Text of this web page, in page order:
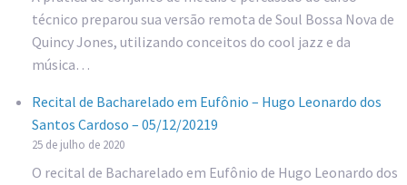
técnico preparou sua versão remota de Soul Bossa Nova de
Quincy Jones, utilizando conceitos do cool jazz e da
música…
Recital de Bacharelado em Eufônio – Hugo Leonardo dos
Santos Cardoso – 05/12/20219
25 de julho de 2020
O recital de Bacharelado em Eufônio de Hugo Leonardo dos